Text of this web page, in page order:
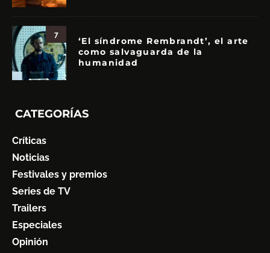
7
‘El síndrome Rembrandt’, el arte
como salvaguarda de la
humanidad
CATEGORÍAS
Críticas
Noticias
Festivales y premios
Series de TV
Trailers
Especiales
Opinión